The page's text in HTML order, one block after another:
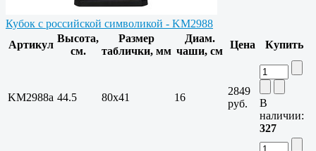
Кубок с российской символикой - KM2988
Артикул
Высота,
см.
Размер
таблички, мм
Диам.
чаши, см
Цена Купить
KM2988a 44.5 80х41 16
2849
руб.
В
наличии:
327